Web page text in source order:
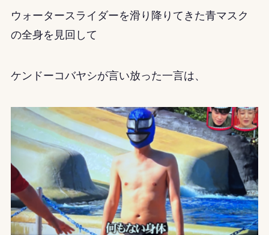
ウォータースライダーを滑り降りてきた青マスク
の全身を見回して
ケンドーコバヤシが言い放った一言は、